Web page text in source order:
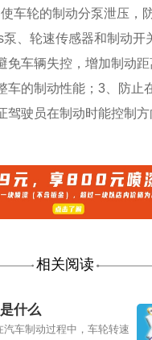
车轮的制动分泵泄压，
、轮速传感器和制动开
免车辆失控，增加制动
车的制动性能；3、防止
驾驶员在制动时能控制
相关阅读
什么
车制动过程中，车轮转速